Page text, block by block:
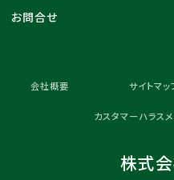
お問合せ
会社概要 サイトマッ
カスタマーハラス
株式